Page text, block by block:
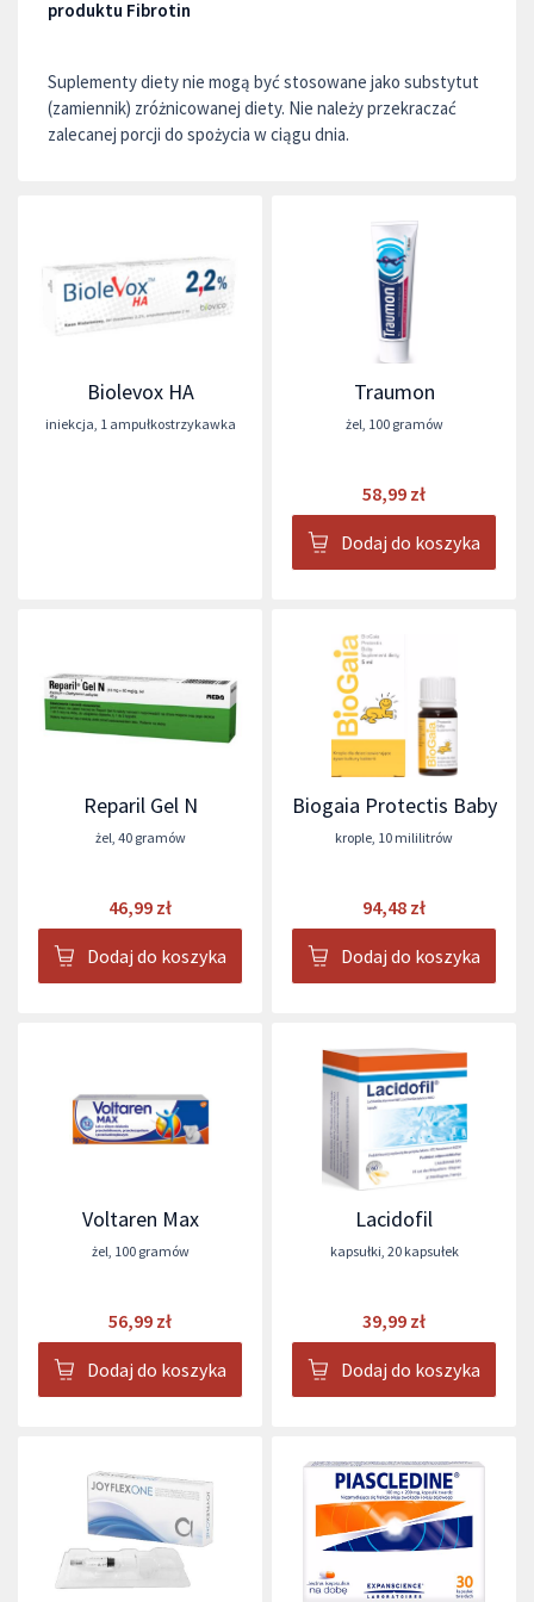
produktu Fibrotin
Suplementy diety nie mogą być stosowane jako substytut
(zamiennik) zróżnicowanej diety. Nie należy przekraczać
zalecanej porcji do spożycia w ciągu dnia.
Biolevox HA
iniekcja, 1 ampułkostrzykawka
Traumon
żel, 100 gramów
58,99 zł
Dodaj do koszyka
Reparil Gel N
żel, 40 gramów
46,99 zł
Dodaj do koszyka
Biogaia Protectis Baby
krople, 10 mililitrów
94,48 zł
Dodaj do koszyka
Voltaren Max
żel, 100 gramów
56,99 zł
Dodaj do koszyka
Lacidofil
kapsułki, 20 kapsułek
39,99 zł
Dodaj do koszyka